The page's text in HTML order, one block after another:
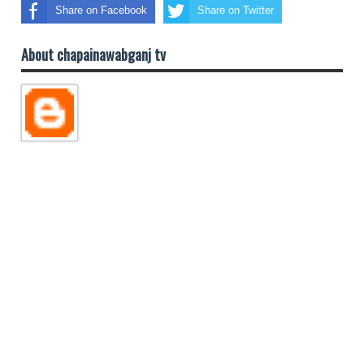
Share on Facebook Share on Twitter
About chapainawabganj tv